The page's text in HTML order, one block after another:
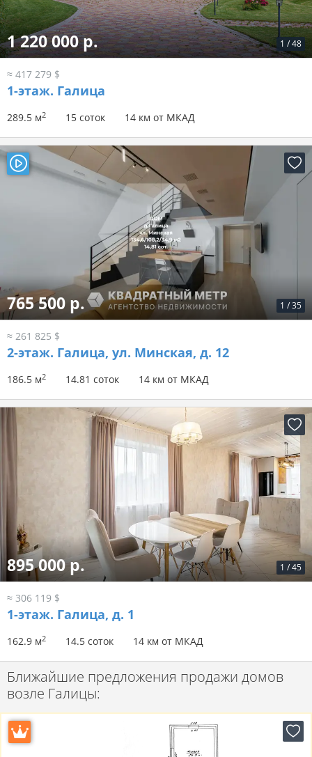
1 /48
1 220 000 р.
≈ 417 279 $
1-этаж. Галица
289.5 м2 15 соток 14 км от МКАД
1 /35
765 500 р.
≈ 261 825 $
2-этаж. Галица, ул. Минская, д. 12
186.5 м2 14.81 соток 14 км от МКАД
1 /45
895 000 р.
≈ 306 119 $
1-этаж. Галица, д. 1
162.9 м2 14.5 соток 14 км от МКАД
Ближайшие предложения продажи домов
возле Галицы: